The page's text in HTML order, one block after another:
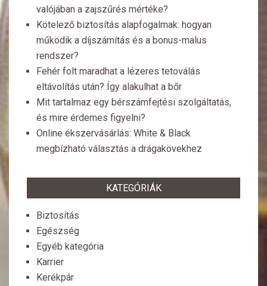
valójában a zajszűrés mértéke?
Kötelező biztosítás alapfogalmak: hogyan
működik a díjszámítás és a bonus-malus
rendszer?
Fehér folt maradhat a lézeres tetoválás
eltávolítás után? Így alakulhat a bőr
Mit tartalmaz egy bérszámfejtési szolgáltatás,
és mire érdemes figyelni?
Online ékszervásárlás: White & Black
megbízható választás a drágakövekhez
KATEGÓRIÁK
Biztosítás
Egészség
Egyéb kategória
Karrier
Kerékpár